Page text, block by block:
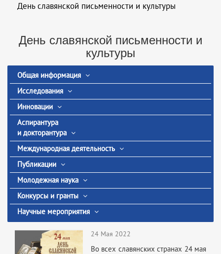
День славянской письменности и культуры
День славянской письменности и
культуры
Общая информация
Исследования
Инновации
Аспирантура
и докторантура
Международная деятельность
Публикации
Молодежная наука
Конкурсы и гранты
Научные мероприятия
24 Мая 2022
Во всех славянских странах 24 мая